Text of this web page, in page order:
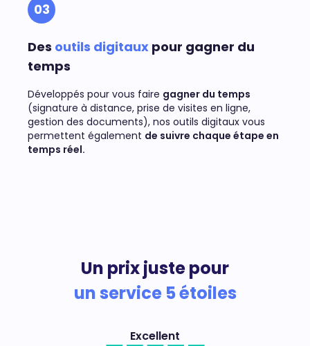
03
Des outils digitaux pour gagner du
temps
Développés pour vous faire gagner du temps
(signature à distance, prise de visites en ligne,
gestion des documents), nos outils digitaux vous
permettent également de suivre chaque étape en
temps réel.
Un prix juste pour
un service 5 étoiles
Excellent